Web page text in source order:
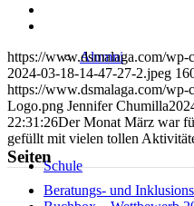
Alumni
Schule
Mail
teilen
https://www.dsmalaga.com/
2024-03-18-14-47-27-2.jpeg
https://www.dsmalaga.com/
Logo.png Jennifer Chumilla
22:31:26Der Monat März war
gefüllt mit vielen tollen
Seiten
Beratungs- und